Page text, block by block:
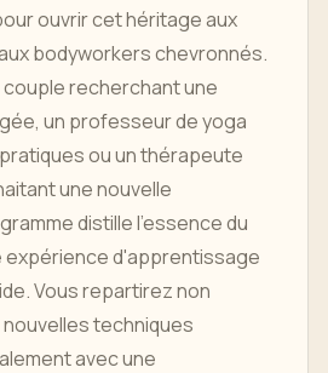
ouvrir cet héritage aux
bodyworkers chevronnés.
recherchant une
un professeur de yoga
ou un thérapeute
une nouvelle
distille l'essence du
expérience d'apprentissage
Vous repartirez non
techniques
avec une